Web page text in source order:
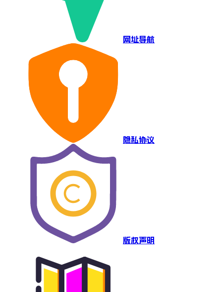
网址导航
隐私协议
版权声明